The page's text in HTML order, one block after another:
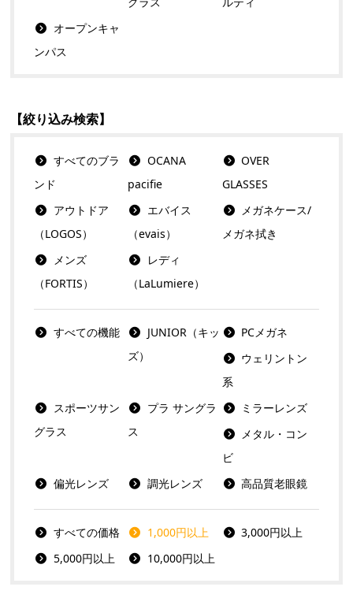
オープンキャ
ンパス
【絞り込み検索】
すべてのブラ
ンド
OCANA
pacifie
OVER
GLASSES
アウトドア
（LOGOS）
エバイス
（evais）
メガネケース/
メガネ拭き
メンズ
（FORTIS）
レディ
（LaLumiere）
すべての機能
JUNIOR（キッ
ズ）
PCメガネ
ウェリントン
系
スポーツサン
グラス
プラ サングラ
ス
ミラーレンズ
メタル・コン
ビ
偏光レンズ
調光レンズ 高品質老眼鏡
すべての価格 1,000円以上
3,000円以上
5,000円以上
10,000円以上